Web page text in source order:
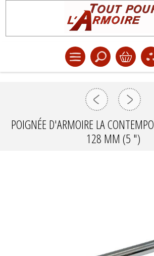
POIGNÉE D'ARMOIRE LA
128 MM (5 ")